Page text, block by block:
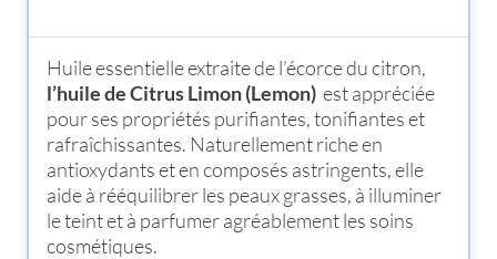
Huile essentielle extraite de l’écorce du citron,
l’huile de Citrus Limon (Lemon) est appréciée
pour ses propriétés purifiantes, tonifiantes et
rafraîchissantes. Naturellement riche en
antioxydants et en composés astringents, elle
aide à rééquilibrer les peaux grasses, à illuminer
le teint et à parfumer agréablement les soins
cosmétiques.